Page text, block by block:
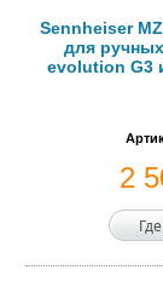
Sennheiser
для
evolution G3
2